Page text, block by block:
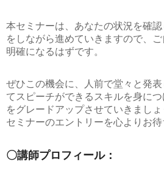
本セミナーは、あなたの状況を確
をしながら進めていきますので、
明確になるはずです。
ぜひこの機会に、人前で堂々と発
てスピーチができるスキルを身に
をグレードアップさせていきましょ
セミナーのエントリーを心よりお待
〇講師プロフィール：